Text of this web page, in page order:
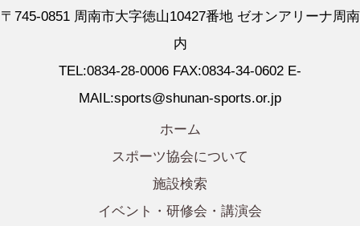
〒745-0851 周南市大字徳山10427番地 ゼオンアリーナ周南
内
TEL:0834-28-0006 FAX:0834-34-0602 E-
MAIL:sports@shunan-sports.or.jp
ホーム
スポーツ協会について
施設検索
イベント・研修会・講演会